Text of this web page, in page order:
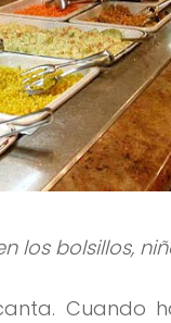
los bolsillos,